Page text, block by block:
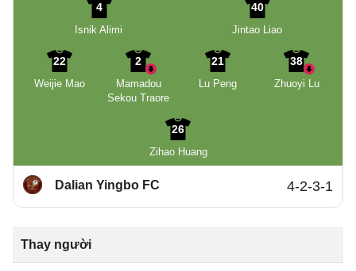
4
Isnik Alimi
40
Jintao Liao
22
Weijie Mao
2
Mamadou
Sekou Traore
21
Lu Peng
38
Zhuoyi Lu
26
Zihao Huang
Dalian Yingbo FC 4-2-3-1
Thay người